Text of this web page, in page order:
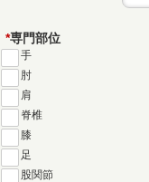
*専門部位
手
肘
肩
脊椎
膝
足
股関節